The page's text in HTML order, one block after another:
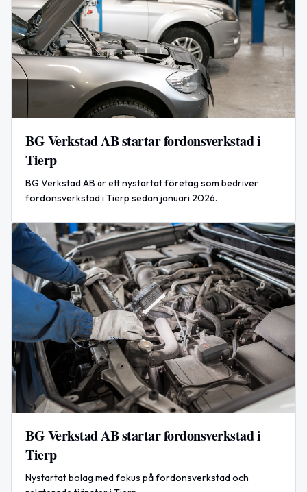
BG Verkstad AB startar fordonsverkstad i
Tierp
BG Verkstad AB är ett nystartat företag som bedriver
fordonsverkstad i Tierp sedan januari 2026.
BG Verkstad AB startar fordonsverkstad i
Tierp
Nystartat bolag med fokus på fordonsverkstad och